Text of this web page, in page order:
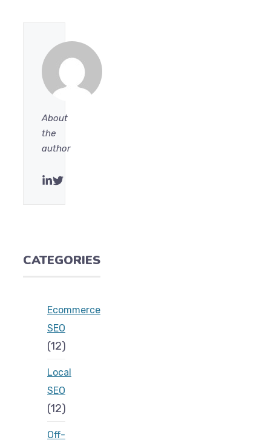
About
the
author
CATEGORIES
Ecommerce
SEO
(12)
Local
SEO
(12)
Off-